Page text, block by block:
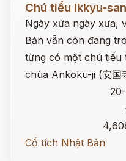
Chú tiểu Ikkyu-san
Ngày xửa ngày xưa,
Bản vẫn còn đang
từng có một chú tiểu
chùa Ankoku-ji (安国
Cổ tích Nhật Bản